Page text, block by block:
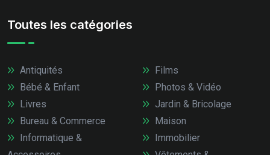
Toutes les catégories
Antiquités
Bébé & Enfant
Livres
Bureau & Commerce
Informatique &
Films
Photos & Vidéo
Jardin & Bricolage
Maison
Immobilier